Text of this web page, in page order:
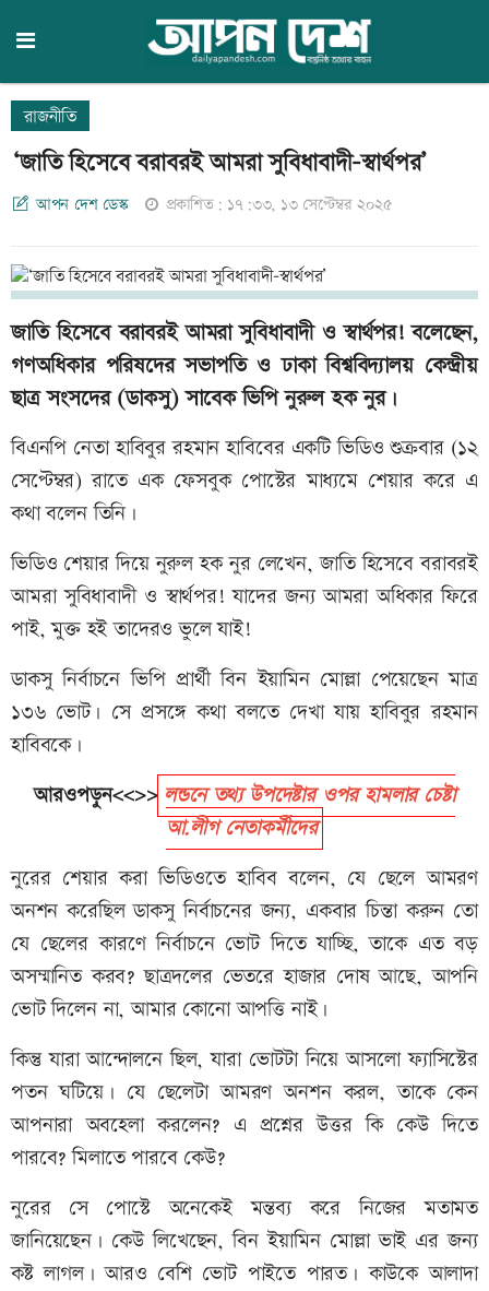
রাজনীতি
‘জাতি হিসেবে বরাবরই আমরা সুবিধাবাদী-স্বার্থপর’
আপন দেশ ডেস্ক প্রকাশিত: ১৭:৩৩, ১৩ সেপ্টেম্বর ২০২৫
জাতি হিসেবে বরাবরই আমরা সুবিধাবাদী ও স্বার্থপর! বলেছেন,
গণঅধিকার পরিষদের সভাপতি ও ঢাকা বিশ্ববিদ্যালয় কেন্দ্রীয়
ছাত্র সংসদের (ডাকসু) সাবেক ভিপি নুরুল হক নুর।
বিএনপি নেতা হাবিবুর রহমান হাবিবের একটি ভিডিও শুক্রবার (১২
সেপ্টেম্বর) রাতে এক ফেসবুক পোস্টের মাধ্যমে শেয়ার করে এ
কথা বলেন তিনি।
ভিডিও শেয়ার দিয়ে নুরুল হক নুর লেখেন, জাতি হিসেবে বরাবরই
আমরা সুবিধাবাদী ও স্বার্থপর! যাদের জন্য আমরা অধিকার ফিরে
পাই, মুক্ত হই তাদেরও ভুলে যাই!
ডাকসু নির্বাচনে ভিপি প্রার্থী বিন ইয়ামিন মোল্লা পেয়েছেন মাত্র
১৩৬ ভোট। সে প্রসঙ্গে কথা বলতে দেখা যায় হাবিবুর রহমান
হাবিবকে।
আরওপড়ুন<<>> লন্ডনে তথ্য উপদেষ্টার ওপর হামলার চেষ্টা
আ.লীগ নেতাকর্মীদের
নুরের শেয়ার করা ভিডিওতে হাবিব বলেন, যে ছেলে আমরণ
অনশন করেছিল ডাকসু নির্বাচনের জন্য, একবার চিন্তা করুন তো
যে ছেলের কারণে নির্বাচনে ভোট দিতে যাচ্ছি, তাকে এত বড়
অসম্মানিত করব? ছাত্রদলের ভেতরে হাজার দোষ আছে, আপনি
ভোট দিলেন না, আমার কোনো আপত্তি নাই।
কিন্তু যারা আন্দোলনে ছিল, যারা ভোটটা নিয়ে আসলো ফ্যাসিস্টের
পতন ঘটিয়ে। যে ছেলেটা আমরণ অনশন করল, তাকে কেন
আপনারা অবহেলা করলেন? এ প্রশ্নের উত্তর কি কেউ দিতে
পারবে? মিলাতে পারবে কেউ?
নুরের সে পোস্টে অনেকেই মন্তব্য করে নিজের মতামত
জানিয়েছেন। কেউ লিখেছেন, বিন ইয়ামিন মোল্লা ভাই এর জন্য
কষ্ট লাগল। আরও বেশি ভোট পাইতে পারত। কাউকে আলাদা